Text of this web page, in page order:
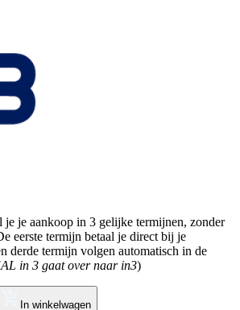
je aankoop in 3 gelijke termijnen, zonder
eerste termijn betaal je direct bij je
derde termijn volgen automatisch in de
in 3 gaat over naar in3)
In winkelwagen